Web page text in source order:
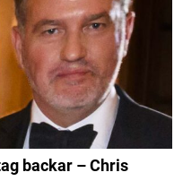
backar – Chris